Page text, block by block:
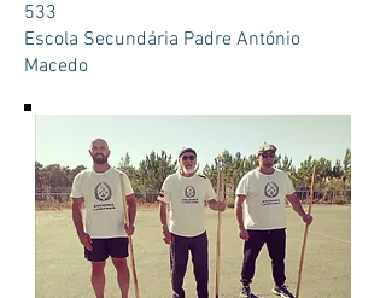
533
Escola Secundária Padre António
Macedo